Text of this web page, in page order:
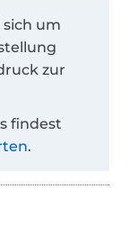
um
zur
findest
.